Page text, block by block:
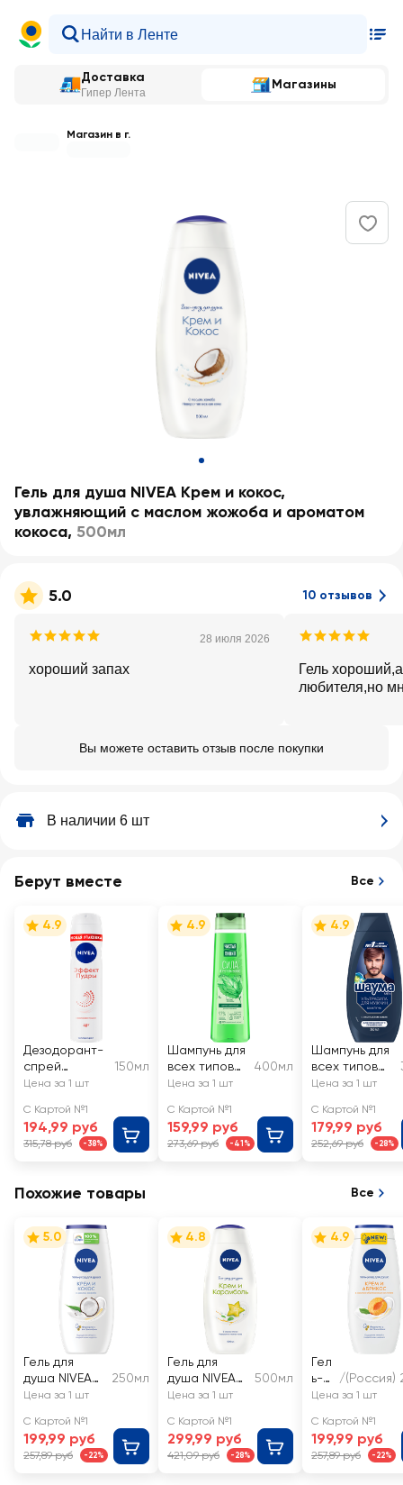
Доставка
Гипер Лента
Магазины
Магазин в г.
Гель для душа NIVEA Крем и кокос,
увлажняющий с маслом жожоба и ароматом
кокоса, 500мл
5.0 10 отзывов
28 июля 2026
хороший запах
Гель
любителя,но
Вы можете оставить отзыв после покупки
В наличии 6 шт
Берут вместе Все
4.9
Дезодорант-
спрей
женский NIVEA
Пудры
150мл
Цена за 1 шт
С Картой №1
194,99 руб
315,78 руб -38%
4.9
Шампунь для
всех типов
волос
ЛИНИЯ
Крапива, на
отваре
400мл
Цена за 1 шт
С Картой №1
159,99 руб
273,69 руб -41%
4.9
Шампунь для
всех типов
волос
ШАУМА Men
Ultra Сила
Цена за 1 шт
С Картой №1
179,99 руб
252,69 руб -28%
Похожие товары Все
5.0
Гель для
душа NIVEA
Крем и кокос
250мл
Цена за 1 шт
С Картой №1
199,99 руб
257,89 руб -22%
4.8
Гель для
душа NIVEA
Крем и
увлажняющи
й с алоэ
вера и
500мл
Цена за 1 шт
С Картой №1
299,99 руб
421,09 руб -28%
4.9
Гел
ь-
ухо
для
душ
а
/(Россия)
Цена за 1 шт
С Картой №1
199,99 руб
257,89 руб -22%